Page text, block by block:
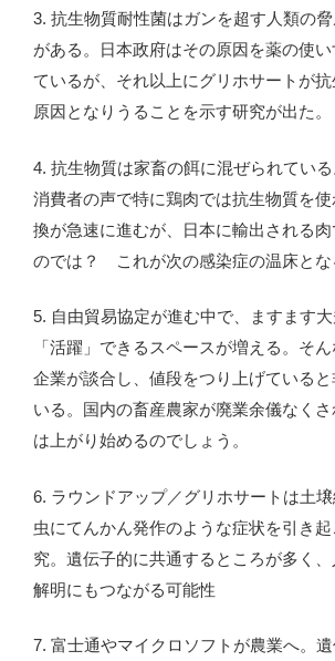
3. 抗生物質耐性菌はガンを超す人類の
がある。日本政府はその原因を薬の使
ているが、それ以上にグリホサートが
原因となりうることを示す研究が出た。
4. 抗生物質は家畜の餌に混ぜられてい
消費者の声で特に鶏肉では抗生物質を
換が急速に進むが、日本に輸出される
のでは？ これが次の感染症の温床とな
5. 自由貿易協定が進む中で、ますます
「活躍」できるスペースが増える。そ
企業が談合し、値段をつり上げている
いる。国内の畜産農家が廃業余儀なく
は上がり始めるのでしょう。
6. ラウンドアップ／グリホサートは土
虫にてんかん発作のような症状を引き
究。遺伝子的に共通するところが多く
解明にもつながる可能性
7. 富士通やマイクロソフトが農業へ。